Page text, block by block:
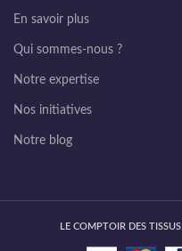
En savoir plus
Qui sommes-nous ?
Notre expertise
Nos initiatives
Notre blog
LE COMPTOIR DES TISSUS